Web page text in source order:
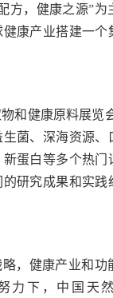
方，健康之源”
康产业搭建一
和健康原料展览
菌、深海资源
蛋白等多个热
研究成果和实
，健康产业和
力下，中国天